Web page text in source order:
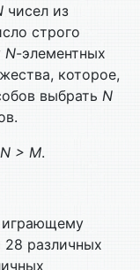
чисел из
строго
N-элементных
которое,
выбрать N
N > M.
играющему
различных